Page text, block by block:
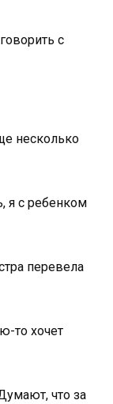
с
несколько
я с ребенком
перевела
то хочет
что за